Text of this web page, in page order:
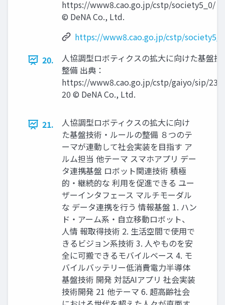
https://www8.cao.go.jp/cstp/society5_0/
© DeNA Co., Ltd.
https://www8.cao.go.jp/cstp/
20.
⼈協調型ロボティクスの拡⼤に向けた基盤
整備 出典：
https://www8.cao.go.jp/cstp/gaiyo/sip/
20 © DeNA Co., Ltd.
21.
⼈協調型ロボティクスの拡⼤に向け
た基盤技術‧ルールの整備 ８つのテ
ーマが連動して社会実装を目指す ア
ルム担当 他テーマ スマホアプリ デー
タ連携基盤 ロボット関連技術 積極
的・継続的な 利用を促進できる ユー
ザーインタフェース マルチモーダル
な データ連携を行う 情報基盤 1. ハン
ド・アーム系・自立移動ロボット、
人情 報取得技術 2. 生活空間で使用で
きるビジョン系技術 3. 人やものを安
全に可搬できるモバイルベース 4. モ
バイルバッテリー低消費電力半導体
基盤技術 開発 対話AIアプリ 社会実装
技術開発 21 他テーマ 6. 超高齢社会